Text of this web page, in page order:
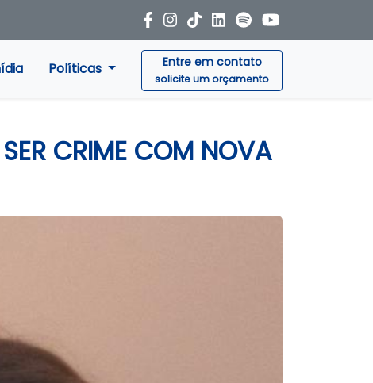
Políticas Entre em contato
solicite um orçamento
CRIME COM NOVA